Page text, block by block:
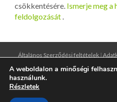
csökkentésére. Ismerje meg a
feldolgozását
Általános Szerződési feltételek |
A weboldalon a minőségi
használunk.
Részletek